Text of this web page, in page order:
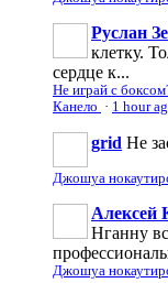
Руслан
клетку.
сердце к...
Не играй с
Канело · 1 hour
grid Не
Джошуа
Алексей
Нганну
Джошуа